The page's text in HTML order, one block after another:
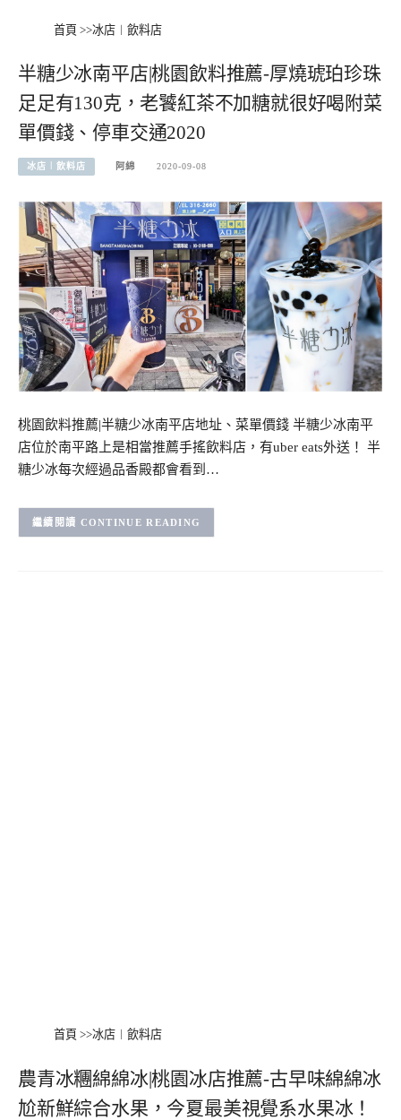
首頁 >>冰店︱飲料店
半糖少冰南平店|桃園飲料推薦-厚燒琥珀珍珠
足足有130克，老饕紅茶不加糖就很好喝附菜
單價錢、停車交通2020
冰店︱飲料店 阿綿 2020-09-08
桃園飲料推薦|半糖少冰南平店地址、菜單價錢 半糖少冰南平
店位於南平路上是相當推薦手搖飲料店，有uber eats外送！ 半
糖少冰每次經過品香殿都會看到…
CONTINUE READING
首頁 >>冰店︱飲料店
農青冰糰綿綿冰|桃園冰店推薦-古早味綿綿冰
尬新鮮綜合水果，今夏最美視覺系水果冰！